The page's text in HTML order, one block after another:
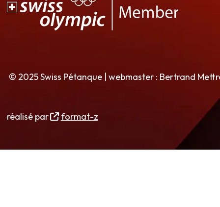
© 2025 Swiss Pétanque | webmaster : Bertrand
réalisé par format-z